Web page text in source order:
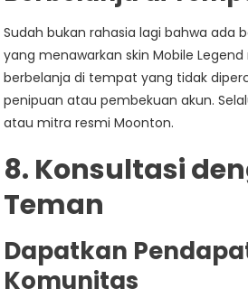
Sudah bukan rahasia lagi bahwa ada
yang menawarkan skin Mobile Legend
berbelanja di tempat yang tidak
penipuan atau pembekuan akun.
atau mitra resmi Moonton.
8. Konsultasi
Teman
Dapatkan
Komunitas